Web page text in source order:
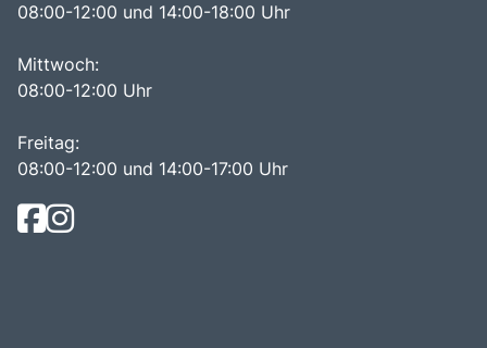
08:00-12:00 und 14:00-18:00 Uhr
Mittwoch:
08:00-12:00 Uhr
Freitag:
08:00-12:00 und 14:00-17:00 Uhr